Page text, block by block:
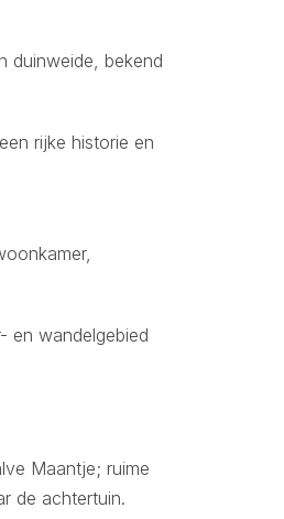
duinweide, bekend
rijke historie en
en wandelgebied
Maantje; ruime
de achtertuin.